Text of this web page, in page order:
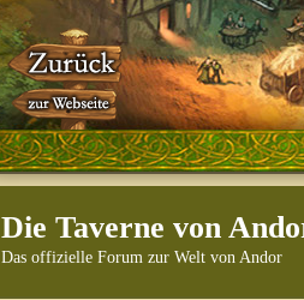
Die Taverne von
Das offizielle Forum zur Welt von Andor